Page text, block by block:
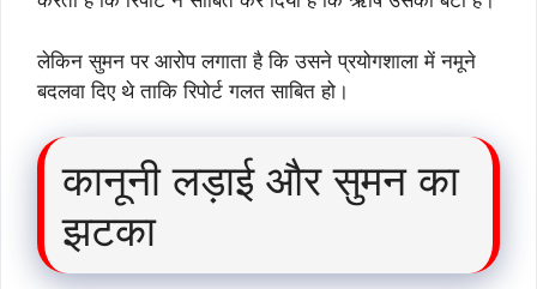
लेकिन सुमन पर आरोप लगाता है कि उसने प्रयोगशाला में नमूने
बदलवा दिए थे ताकि रिपोर्ट गलत साबित हो।
कानूनी लड़ाई और सुमन का
झटका